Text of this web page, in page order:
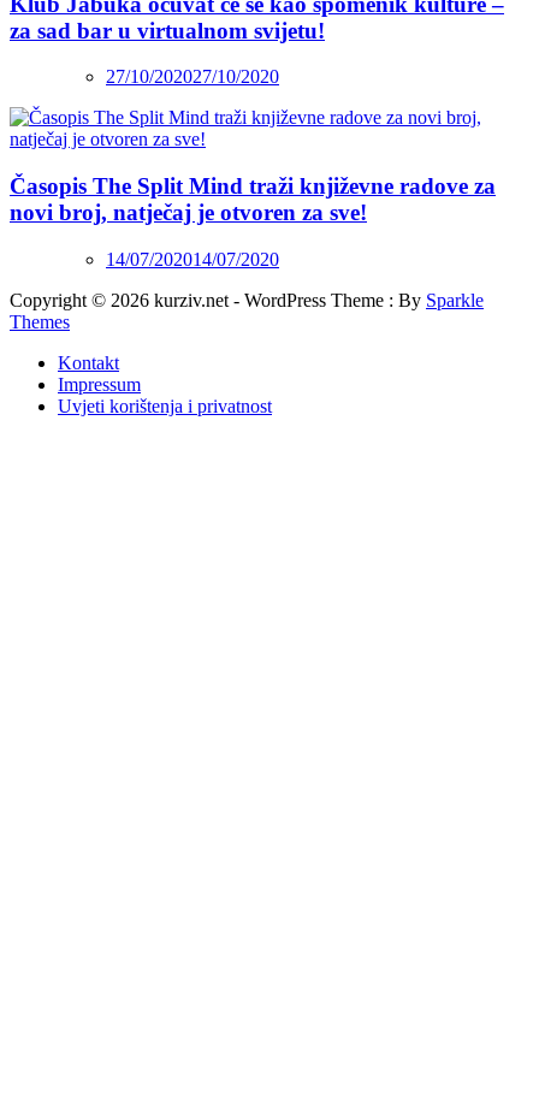
za sad bar u virtualnom svijetu!
27/10/202027/10/2020
Časopis The Split Mind traži književne radove za
novi broj, natječaj je otvoren za sve!
14/07/202014/07/2020
Copyright © 2026 kurziv.net - WordPress Theme : By Sparkle
Themes
Kontakt
Impressum
Uvjeti korištenja i privatnost